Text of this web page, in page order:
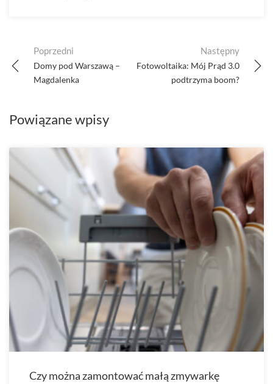
navigation
Poprzedni
Domy pod Warszawą –
Magdalenka
Następny
Fotowoltaika: Mój Prąd 3.0
podtrzyma boom?
Powiązane wpisy
Czy można zamontować małą zmywarkę